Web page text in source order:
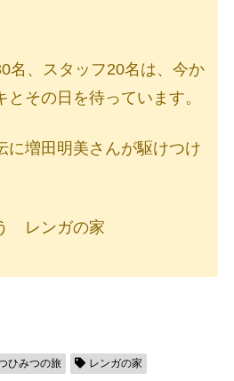
名、スタッフ20名は、今か
とその日を待っています。
に増田明美さんが駆けつけ
レンガの家
ひみつの旅 レンガの家